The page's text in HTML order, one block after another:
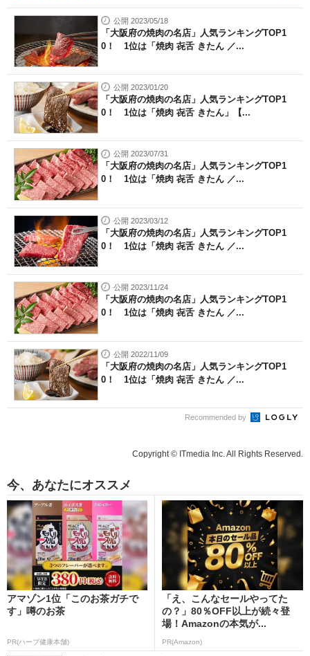
公開 2023/05/18
「大阪府の焼肉の名店」人気ランキングTOP1
0！ 1位は「焼肉 㐂舌 きたん ／...
公開 2023/01/20
「大阪府の焼肉の名店」人気ランキングTOP1
0！ 1位は「焼肉 㐂舌 きたん」【...
公開 2023/07/31
「大阪府の焼肉の名店」人気ランキングTOP1
0！ 1位は「焼肉 㐂舌 きたん ／...
公開 2023/03/12
「大阪府の焼肉の名店」人気ランキングTOP1
0！ 1位は「焼肉 㐂舌 きたん ／...
公開 2023/11/24
「大阪府の焼肉の名店」人気ランキングTOP1
0！ 1位は「焼肉 㐂舌 きたん ／...
公開 2022/11/09
「大阪府の焼肉の名店」人気ランキングTOP1
0！ 1位は「焼肉 㐂舌 きたん ／...
Recommended by
Copyright © ITmedia Inc. All Rights Reserved.
今、あなたにオススメ
アマゾン1位「このお茶ガチで
す」噂のお茶
PR(ハーブ健康本舗)
「え、こんなセールやってた
の？」80％OFF以上が続々登
場！Amazonの本気が...
PR(Amazon)